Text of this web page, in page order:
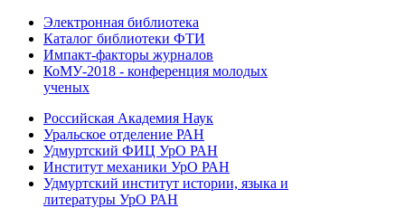
Электронная библиотека
Каталог библиотеки ФТИ
Импакт-факторы журналов
КоМУ-2018 - конференция молодых
ученых
Российская Академия Наук
Уральское отделение РАН
Удмуртский ФИЦ УрО РАН
Институт механики УрО РАН
Удмуртский институт истории, языка и
литературы УрО РАН